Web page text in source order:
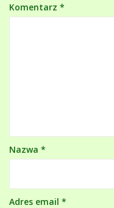
Komentarz *
Nazwa *
Adres email *